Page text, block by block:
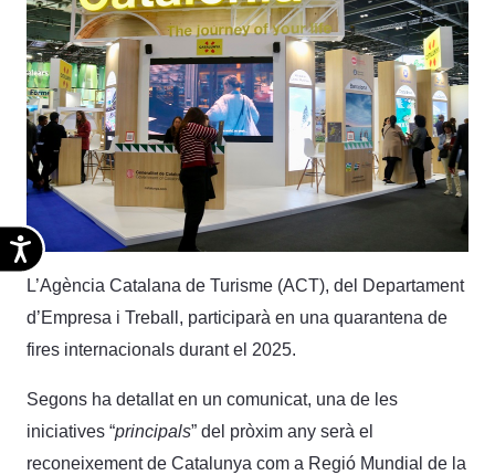
Accesibilidad
L’Agència Catalana de Turisme (ACT), del Departament
d’Empresa i Treball, participarà en una quarantena de
fires internacionals durant el 2025.
Segons ha detallat en un comunicat, una de les
iniciatives “principals” del pròxim any serà el
reconeixement de Catalunya com a Regió Mundial de la